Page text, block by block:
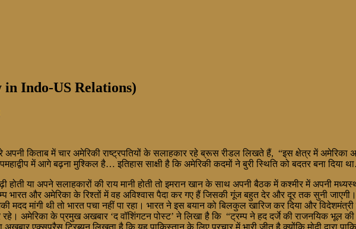
in Indo-US Relations)
अपनी किताब में चार अमेरिकी राष्ट्रपतियों के सलाहकार रहे ब्रूस रीडल लिखते हैं, “इस क्षेत्र में
में आगे बढ़ना मुश्किल है… इतिहास साक्षी है कि अमेरिकी कदमों ने बुरी स्थिति को बदतर बना दिया
होती या अपने सलाहकारों की राय मानी होती तो इमरान खान के साथ अपनी बैठक में कश्मीर में अपनी
भारत और अमेरिका के रिश्तों में वह अविश्वास पैदा कर गए हैं जिसकी गूंज बहुत देर और दूर तक सुनी जाएगी।
मदद मांगी थी तो भारत पचा नहीं पा रहा। भारत ने इस बयान को बिलकुल खारिज कर दिया और
रहे। अमेरिका के प्रमुख अखबार ‘द वॉशिंगटन पोस्ट’ ने लिखा है कि “ट्रम्प ने हद दर्जे की राजनयिक भूल
अखबार एक्सप्रैस ट्रिब्यून लिखता है कि यह पाकिस्तान के लिए प्रचार में भारी जीत है क्योंकि मोदी